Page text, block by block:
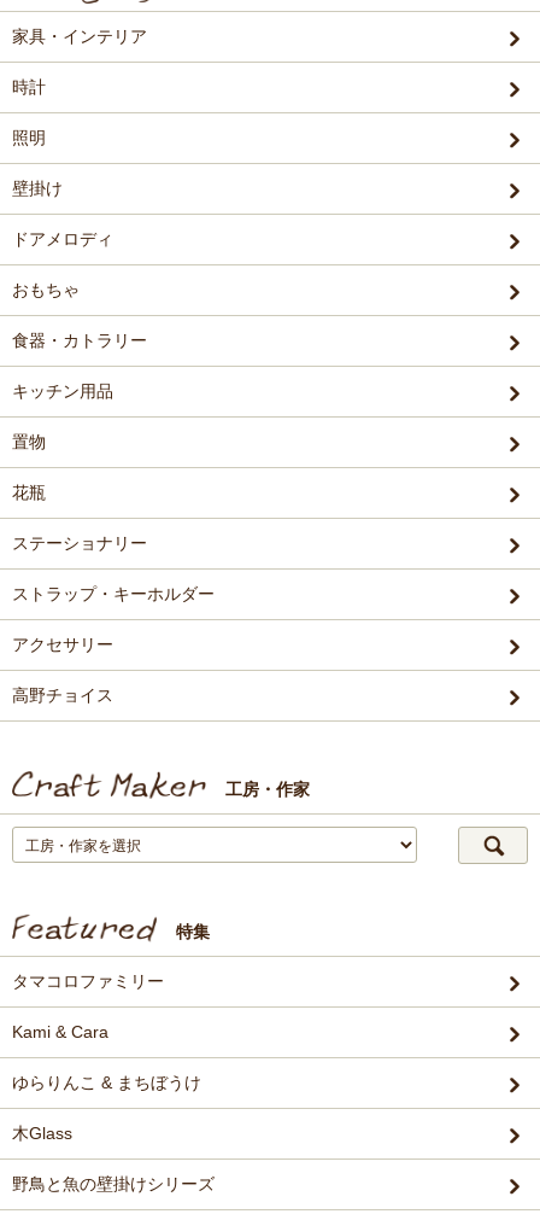
家具・インテリア
時計
照明
壁掛け
ドアメロディ
おもちゃ
食器・カトラリー
キッチン用品
置物
花瓶
ステーショナリー
ストラップ・キーホルダー
アクセサリー
高野チョイス
工房・作家
特集
タマコロファミリー
Kami & Cara
ゆらりんこ & まちぼうけ
木Glass
野鳥と魚の壁掛けシリーズ